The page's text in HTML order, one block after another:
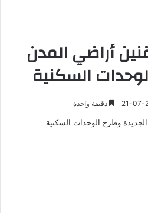
أراضي المدن
السكنية
دقيقة واحدة